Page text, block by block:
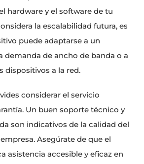
hardware y el software de tu
la escalabilidad futura, es
puede adaptarse a un
demanda de ancho de banda o a
dispositivos a la red.
considerar el servicio
Un buen soporte técnico y
son indicativos de la calidad del
Asegúrate de que el
asistencia accesible y eficaz en